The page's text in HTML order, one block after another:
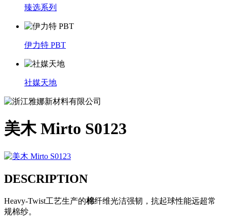
臻选系列
伊力特 PBT
社媒天地
美木 Mirto S0123
DESCRIPTION
Heavy-Twist工艺生产的棉纤维光洁强韧，抗起球性能远超常
规棉纱。